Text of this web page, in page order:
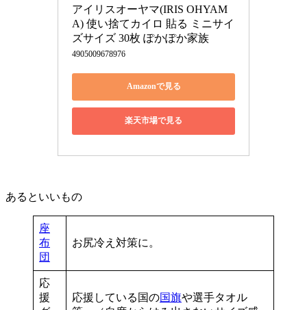
アイリスオーヤマ(IRIS OHYAM
A) 使い捨てカイロ 貼る ミニサイ
ズサイズ 30枚 ぽかぽか家族
4905009678976
Amazonで見る
楽天市場で見る
あるといいもの
座
布
団
お尻冷え対策に。
応
援
応援している国の国旗や選手タオル